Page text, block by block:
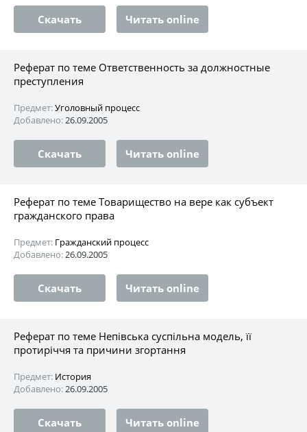
Скачать Читать online
Реферат по теме Ответственность за должностные
преступления
Предмет:Уголовный процесс
Добавлено:26.09.2005
Скачать Читать online
Реферат по теме Товарищество на вере как субъект
гражданского права
Предмет: Гражданский процесс
Добавлено:26.09.2005
Скачать Читать online
Реферат по теме Непівська суспільна модель, її
протиріччя та причини згортання
Предмет: История
Добавлено:26.09.2005
Скачать Читать online